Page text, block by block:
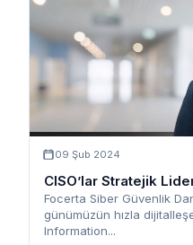
09 Şub 2024
CISO’lar Stratejik
Focerta Siber Güvenlik
günümüzün hızla
Information...